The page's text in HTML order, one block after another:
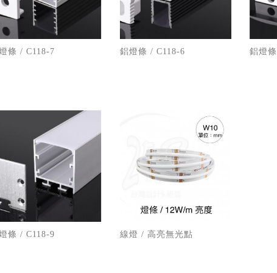
條 / C118-7 鋁燈條 / C118-6 鋁燈
條 / C118-9 線燈 / 高亮無光點